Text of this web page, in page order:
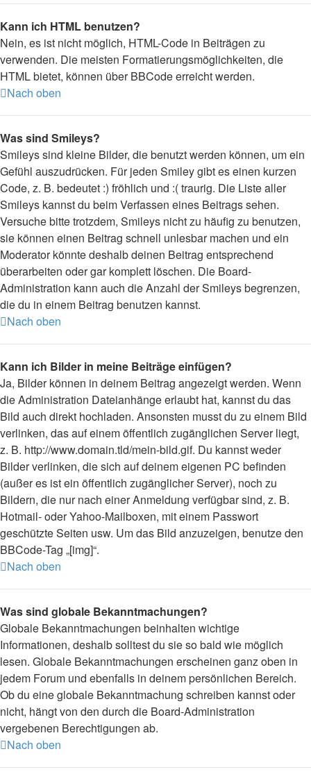
Kann ich HTML benutzen?
Nein, es ist nicht möglich, HTML-Code in Beiträgen zu
verwenden. Die meisten Formatierungsmöglichkeiten, die
HTML bietet, können über BBCode erreicht werden.
Nach oben
Was sind Smileys?
Smileys sind kleine Bilder, die benutzt werden können, um ein
Gefühl auszudrücken. Für jeden Smiley gibt es einen kurzen
Code, z. B. bedeutet :) fröhlich und :( traurig. Die Liste aller
Smileys kannst du beim Verfassen eines Beitrags sehen.
Versuche bitte trotzdem, Smileys nicht zu häufig zu benutzen,
sie können einen Beitrag schnell unlesbar machen und ein
Moderator könnte deshalb deinen Beitrag entsprechend
überarbeiten oder gar komplett löschen. Die Board-
Administration kann auch die Anzahl der Smileys begrenzen,
die du in einem Beitrag benutzen kannst.
Nach oben
Kann ich Bilder in meine Beiträge einfügen?
Ja, Bilder können in deinem Beitrag angezeigt werden. Wenn
die Administration Dateianhänge erlaubt hat, kannst du das
Bild auch direkt hochladen. Ansonsten musst du zu einem Bild
verlinken, das auf einem öffentlich zugänglichen Server liegt,
z. B. http://www.domain.tld/mein-bild.gif. Du kannst weder
Bilder verlinken, die sich auf deinem eigenen PC befinden
(außer es ist ein öffentlich zugänglicher Server), noch zu
Bildern, die nur nach einer Anmeldung verfügbar sind, z. B.
Hotmail- oder Yahoo-Mailboxen, mit einem Passwort
geschützte Seiten usw. Um das Bild anzuzeigen, benutze den
BBCode-Tag „[img]“.
Nach oben
Was sind globale Bekanntmachungen?
Globale Bekanntmachungen beinhalten wichtige
Informationen, deshalb solltest du sie so bald wie möglich
lesen. Globale Bekanntmachungen erscheinen ganz oben in
jedem Forum und ebenfalls in deinem persönlichen Bereich.
Ob du eine globale Bekanntmachung schreiben kannst oder
nicht, hängt von den durch die Board-Administration
vergebenen Berechtigungen ab.
Nach oben